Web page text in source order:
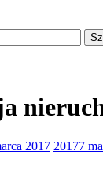
2017 20177